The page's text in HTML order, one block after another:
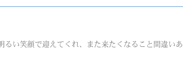
い笑顔で迎えてくれ、また来たくなること間違いあ